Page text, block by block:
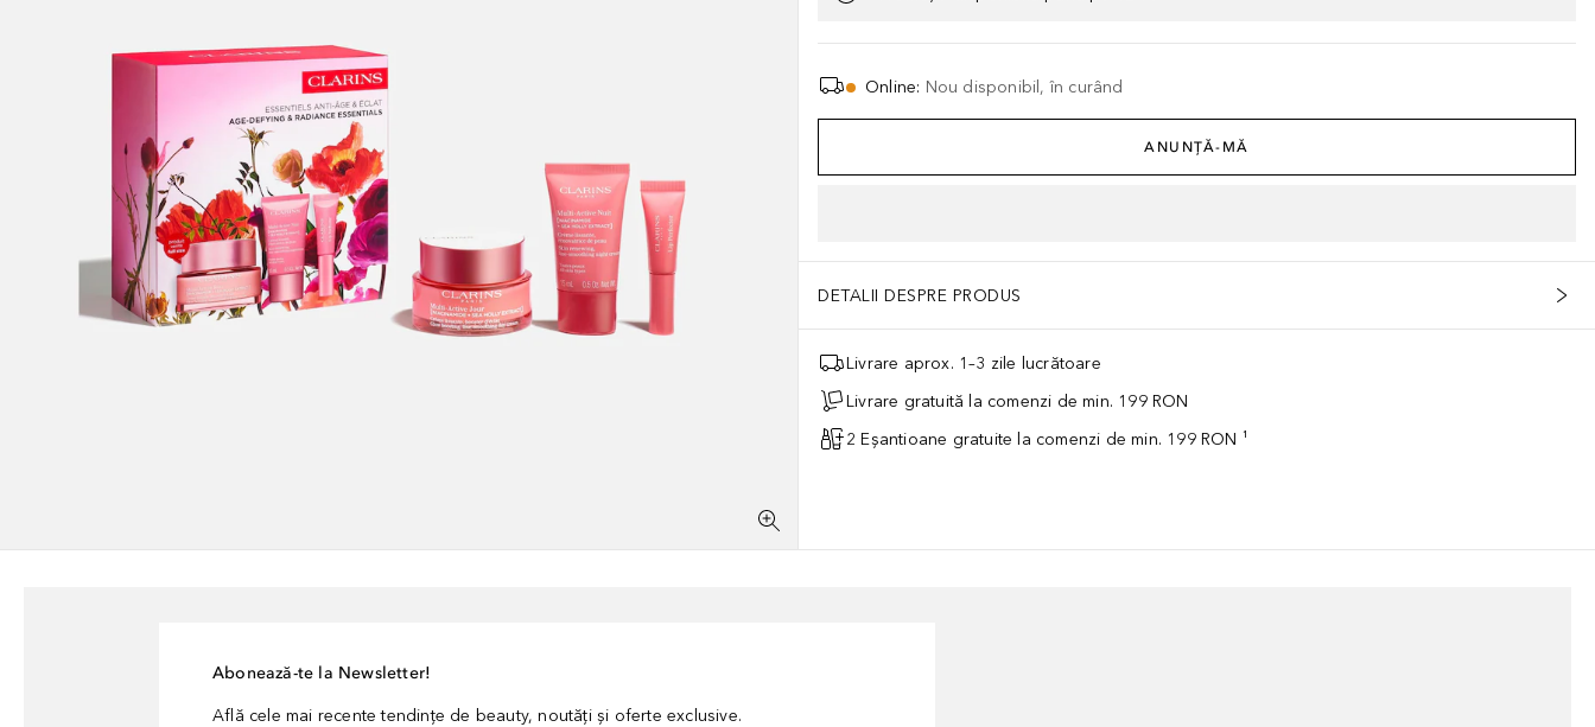
Online: Nou disponibil, în curând
ANUNȚĂ-MĂ
DETALII DESPRE PRODUS
Livrare aprox. 1–3 zile lucrătoare
Livrare gratuită la comenzi de min. 199 RON
2 Eșantioane gratuite la comenzi de min. 199 RON ¹
Abonează-te la Newsletter!
Află cele mai recente tendințe de beauty, noutăți și oferte exclusive.